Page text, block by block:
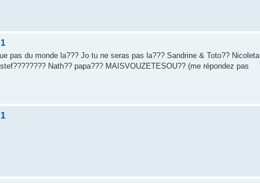
pas du monde la??? Jo tu ne seras pas la??? Sandrine & Toto?? Nicoleta
Nath?? papa??? MAISVOUZETESOU?? (me répondez pas